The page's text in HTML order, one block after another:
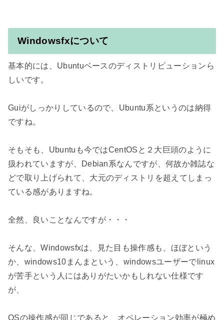
Windowsfxについて
基本的には、Ubuntuベースのディストリビューションら
しいです。
Guiがしっかりしているので、Ubuntu系というのは納得
ですね。
そもそも、Ubuntuも今ではCentOSと２大巨頭のように
扱われていますが、Debian系なんですが、何故か雑誌な
どで取り上げられて、大元のディストリを超えてしまっ
ている感がありますね。
全然、良いことなんですが・・・
そんな、Windowsfxは、見た目も操作感も、ほぼという
か、windows10まんまという、windowsユーザーでlinux
が苦手という人にはありがたいかもしれない仕様です
が、
OSの操作感が同じであると、オペレーション効率が極め